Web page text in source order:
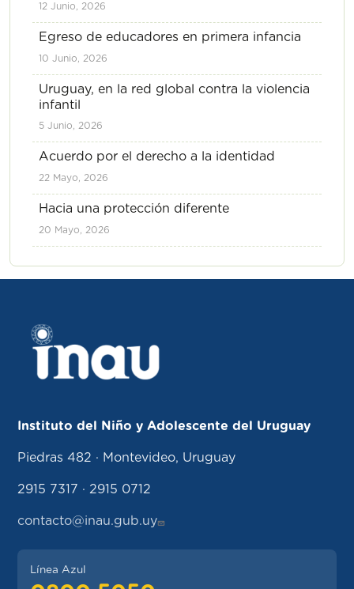
12 Junio, 2026
Egreso de educadores en primera infancia
10 Junio, 2026
Uruguay, en la red global contra la violencia
infantil
5 Junio, 2026
Acuerdo por el derecho a la identidad
22 Mayo, 2026
Hacia una protección diferente
20 Mayo, 2026
Instituto del Niño y Adolescente del Uruguay
Piedras 482 · Montevideo, Uruguay
2915 7317 · 2915 0712
contacto@inau.gub.uy
Línea Azul